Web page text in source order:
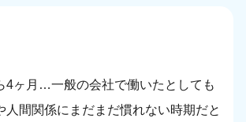
4ヶ月…一般の会社で働いたとしても
人間関係にまだまだ慣れない時期だと